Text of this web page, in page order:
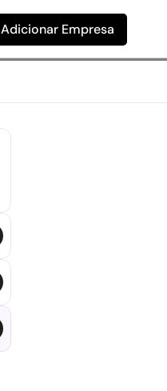
Adicionar Empresa